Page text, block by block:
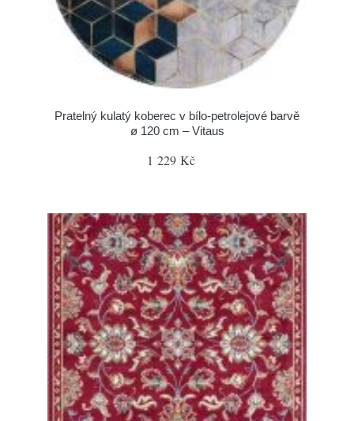
Pratelný kulatý koberec v bílo-petrolejové barvě
ø 120 cm – Vitaus
1 229 Kč